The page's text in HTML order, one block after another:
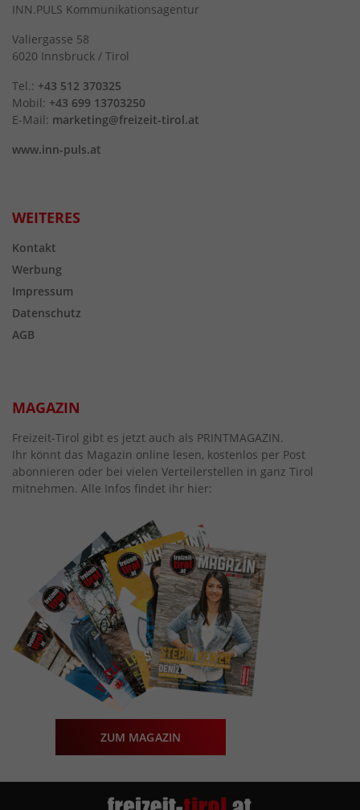
INN.PULS Kommunikationsagentur
Valiergasse 58
6020 Innsbruck / Tirol
Tel.: +43 512 370325
Mobil: +43 699 13703250
E-Mail: marketing@freizeit-tirol.at
www.inn-puls.at
WEITERES
Kontakt
Werbung
Impressum
Datenschutz
AGB
MAGAZIN
Freizeit-Tirol gibt es jetzt auch als PRINTMAGAZIN.
Ihr könnt das Magazin online lesen, kostenlos per Post
abonnieren oder bei vielen Verteilerstellen in ganz Tirol
mitnehmen. Alle Infos findet ihr hier:
ZUM MAGAZIN